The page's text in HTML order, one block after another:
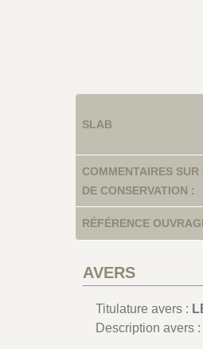
SLAB
COMMENTAIRES SUR
DE CONSERVATION :
RÉFÉRENCE
AVERS
Titulature avers :
Description avers :